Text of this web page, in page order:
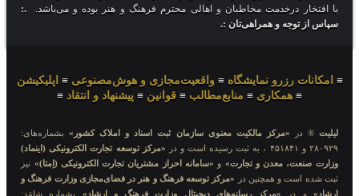
با افتخار درخدمت مخاطبان و اهالی محترم فرهنگ و هنر بوده و می‌باشد. .:
سپاس از توجه و همراهی‌تان :.
≡ امکانات رزرو نمایشگاه ≡واقعیت‌مجازی و هوش‌مصنوعی ≡ اپلیکیشن
≡ همکاری ≡ منابع‌مطالب ≡ قوانین ≡ پیشنهاد و انتقاد ≡
لیلیت ® در «مرکز مالکیت معنوی سازمان ثبت اسناد و املاک کشور»بشماره‌های:
۲۸۰۹۲۹ و ۴۵۱۸۴۱ ، به ثبت رسیده است و در
«مرکز توسعه تجارت الکترونیکی (اینماد)
وزارت صنعت، معدن و تجارت» و «سامانه احراز مشتریان تجارت الکترونیکی (اِمتا)» نیز
ثبت شده است و همچنین در
«مرکز توسعه فرهنگ و هنر در فضای‌مجازی وزارت فرهنگ و